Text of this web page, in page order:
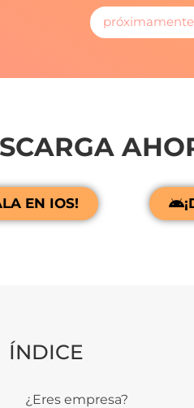
próximamente
EN IOS!
ÍNDICE
¿Eres empresa?